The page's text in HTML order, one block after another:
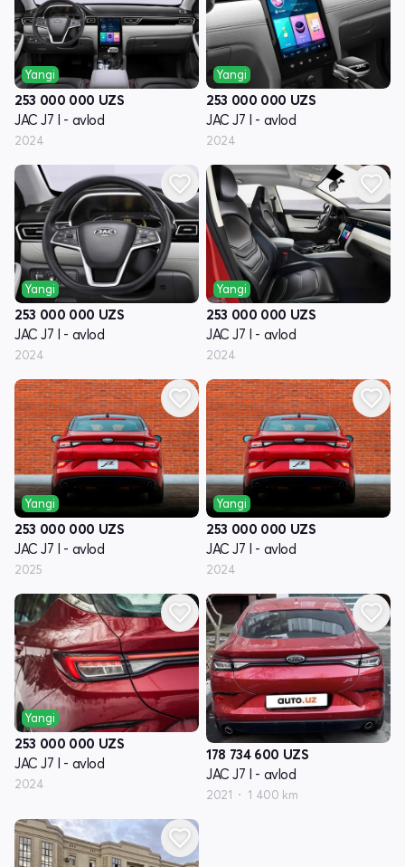
Yangi
253 000 000 UZS
JAC J7 I - avlod
2024
Yangi
253 000 000 UZS
JAC J7 I - avlod
2024
Yangi
253 000 000 UZS
JAC J7 I - avlod
2024
Yangi
253 000 000 UZS
JAC J7 I - avlod
2024
Yangi
253 000 000 UZS
JAC J7 I - avlod
2025
Yangi
253 000 000 UZS
JAC J7 I - avlod
2024
Yangi
253 000 000 UZS
JAC J7 I - avlod
2024
178 734 600 UZS
JAC J7 I - avlod
2021 1 400 km